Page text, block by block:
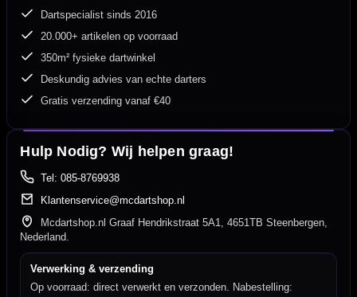
Dartspecialist sinds 2016
20.000+ artikelen op voorraad
350m² fysieke dartwinkel
Deskundig advies van echte darters
Gratis verzending vanaf €40
Hulp Nodig? Wij helpen graag!
Tel: 085-8769938
Klantenservice@mcdartshop.nl
Mcdartshop.nl Graaf Hendrikstraat 5A1, 4651TB Steenbergen,
Nederland.
Verwerking & verzending
Op voorraad: direct verwerkt en verzonden. Nabestelling: